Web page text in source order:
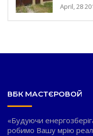
April, 28
ВБК МАСТЄРОВОЙ
«Будуючи
робимо Вашу мрію